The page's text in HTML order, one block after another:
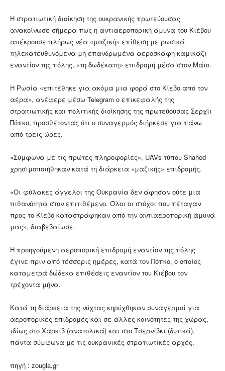
Η στρατιωτική διοίκηση της ουκρανικής πρωτεύουσας
ανακοίνωσε σήμερα πως η αντιαεροπορική άμυνα του Κιέβου
απέκρουσε πλήρως νέα «μαζική» επίθεση με ρωσικά
τηλεκατευθυνόμενα μη επανδρωμένα αεροσκάφη-καμικάζι
εναντίον της πόλης, «τη δωδέκατη» επιδρομή μέσα στον Μάιο.
Η Ρωσία «επιτέθηκε για ακόμα μια φορά στο Κίεβο από τον
αέρα», ανέφερε μέσω Telegram ο επικεφαλής της
στρατιωτικής και πολιτικής διοίκησης της πρωτεύουσας Σερχίι
Πόπκο, προσθέτοντας ότι ο συναγερμός διήρκεσε για πάνω
από τρεις ώρες.
«Σύμφωνα με τις πρώτες πληροφορίες», UAVs τύπου Shahed
χρησιμοποιήθηκαν κατά τη διάρκεια «μαζικής» επιδρομής.
«Οι φύλακες άγγελοι της Ουκρανία δεν άφησαν ούτε μια
πιθανότητα στον επιτιθέμενο. Όλοι οι στόχοι που πέταγαν
προς το Κίεβο καταστράφηκαν από την αντιαεροπορική άμυνά
μας», διαβεβαίωσε.
Η προηγούμενη αεροπορική επιδρομή εναντίον της πόλης
έγινε πριν από τέσσερις ημέρες, κατά τον Πόπκο, ο οποίος
καταμετρά δώδεκα επιθέσεις εναντίον του Κιέβου τον
τρέχοντα μήνα.
Κατά τη διάρκεια της νύχτας κηρύχθηκαν συναγερμοί για
αεροπορικές επιδρομές και σε άλλες κοινότητες της χώρας,
ιδίως στο Χαρκίβ (ανατολικά) και στο Τσερνίβκι (δυτικά),
πάντα σύμφωνα με τις ουκρανικές στρατιωτικές αρχές.
πηγή : zougla.gr